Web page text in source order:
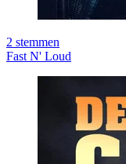
2 stemmen
Fast N' Loud